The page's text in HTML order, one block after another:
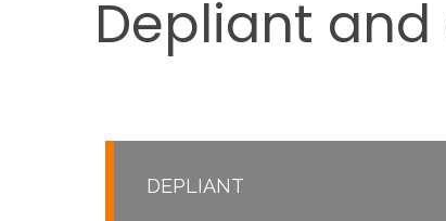
Depliant and
DEPLIANT